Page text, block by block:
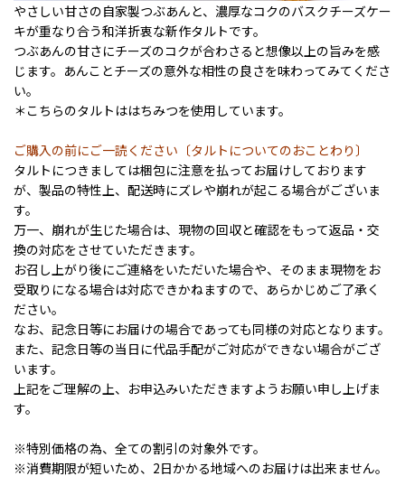
やさしい甘さの自家製つぶあんと、濃厚なコクのバスクチーズケー
キが重なり合う和洋折衷な新作タルトです。
つぶあんの甘さにチーズのコクが合わさると想像以上の旨みを感
じます。あんことチーズの意外な相性の良さを味わってみてくださ
い。
＊こちらのタルトははちみつを使用しています。
ご購入の前にご一読ください〔タルトについてのおことわり〕
タルトにつきましては梱包に注意を払ってお届けしております
が、製品の特性上、配送時にズレや崩れが起こる場合がございま
す。
万一、崩れが生じた場合は、現物の回収と確認をもって返品・交
換の対応をさせていただきます。
お召し上がり後にご連絡をいただいた場合や、そのまま現物をお
受取りになる場合は対応できかねますので、あらかじめご了承く
ださい。
なお、記念日等にお届けの場合であっても同様の対応となります。
また、記念日等の当日に代品手配がご対応ができない場合がござ
います。
上記をご理解の上、お申込みいただきますようお願い申し上げま
す。
※特別価格の為、全ての割引の対象外です。
※消費期限が短いため、2日かかる地域へのお届けは出来ません。